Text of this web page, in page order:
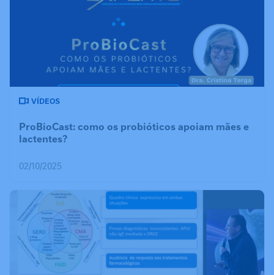
VÍDEOS
ProBioCast: como os probióticos apoiam mães e
lactentes?
02/10/2025